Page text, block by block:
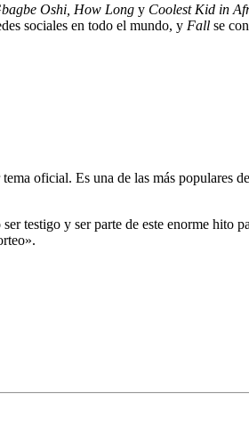
Oshi, How Long y Coolest Kid in
sociales en todo el mundo, y Fall se
oficial. Es una de las más populares
testigo y ser parte de este enorme hito